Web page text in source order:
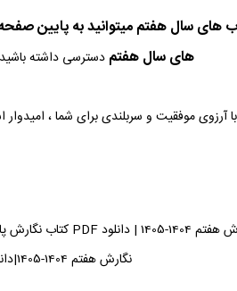
های سال هفتم میتوانید به پایین
های سال هفتم دسترسی داشته باشید
آرزوی موفقیت و سربلندی برای شما ،
نگارش هفتم 1404-1405|دانلود PDF کتاب نگارش هفتم